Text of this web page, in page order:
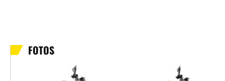
FOTOS